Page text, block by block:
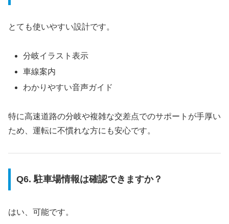
とても使いやすい設計です。
分岐イラスト表示
車線案内
わかりやすい音声ガイド
特に高速道路の分岐や複雑な交差点でのサポートが手厚い
ため、運転に不慣れな方にも安心です。
Q6. 駐車場情報は確認できますか？
はい、可能です。